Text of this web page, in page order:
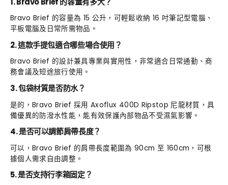
Bravo Brief 的容量為 15 公升，可輕鬆收納 16 吋筆記型電腦、
平板電腦及日常所需物品。
2. 這款手提包適合哪些場合使用？
Bravo Brief 的設計兼具專業與實用性，非常適合日常通勤、商
務會議及短途旅行使用。
3. 包袋材質是否防水？
是的，Bravo Brief 採用 Axoflux 400D Ripstop 尼龍材質，具
備優異的防潑水性能，能有效保護內部物品不受濕氣影響。
4. 是否可以調節肩帶長度？
可以，Bravo Brief 的肩帶長度範圍為 90cm 至 160cm，可根
據個人需求自由調整。
5. 是否支持行李箱固定？